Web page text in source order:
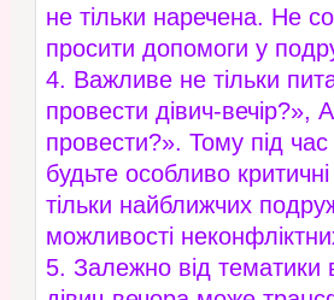
не тільки наречена. Не
просити допомоги у
4. Важливе не тільки
провести дівич-вечір?»,
провести?». Тому під
будьте особливо
тільки найближчих
можливості
5. Залежно від тематики